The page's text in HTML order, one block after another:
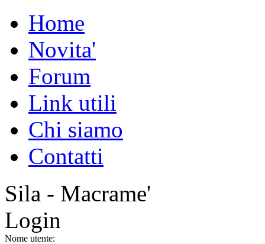
Home
Novita'
Forum
Link utili
Chi siamo
Contatti
Sila - Macrame'
Login
Nome utente: